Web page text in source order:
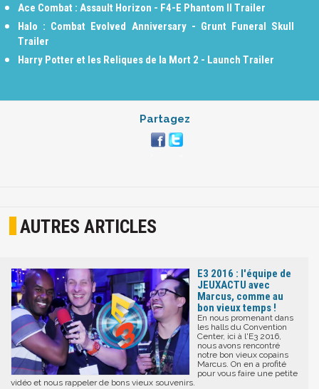
Ace Combat : Assault Horizon - F4-E Phantom II Trailer
Halo : Combat Evolved Anniversary - Grunt Funeral Skull
Trailer
Harry Potter et les Reliques de la Mort 2 - Launch Trailer
Partagez
AUTRES ARTICLES
E3 2016 : l'équipe de
JEUXACTU avec
Marcus, comme au
bon vieux temps !
En nous promenant dans
les halls du Convention
Center, ici à l'E3 2016,
nous avons rencontré
notre bon vieux copains
Marcus. On en a profité
pour vous faire une petite
vidéo et nous rappeler de bons vieux souvenirs.